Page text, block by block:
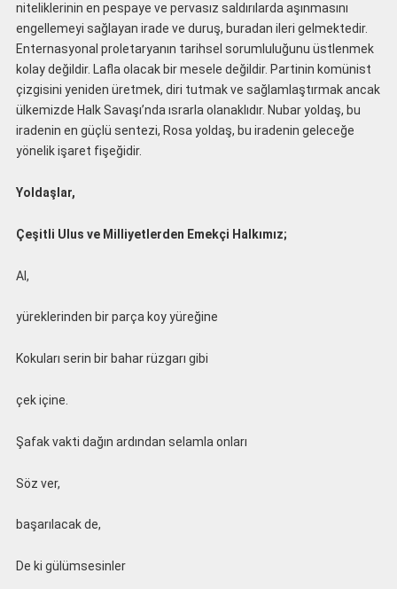
niteliklerinin en pespaye ve pervasız saldırılarda aşınmasını
engellemeyi sağlayan irade ve duruş, buradan ileri gelmektedir.
Enternasyonal proletaryanın tarihsel sorumluluğunu üstlenmek
kolay değildir. Lafla olacak bir mesele değildir. Partinin komünist
çizgisini yeniden üretmek, diri tutmak ve sağlamlaştırmak ancak
ülkemizde Halk Savaşı’nda ısrarla olanaklıdır. Nubar yoldaş, bu
iradenin en güçlü sentezi, Rosa yoldaş, bu iradenin geleceğe
yönelik işaret fişeğidir.
Yoldaşlar,
Çeşitli Ulus ve Milliyetlerden Emekçi Halkımız;
Al,
yüreklerinden bir parça koy yüreğine
Kokuları serin bir bahar rüzgarı gibi
çek içine.
Şafak vakti dağın ardından selamla onları
Söz ver,
başarılacak de,
De ki gülümsesinler